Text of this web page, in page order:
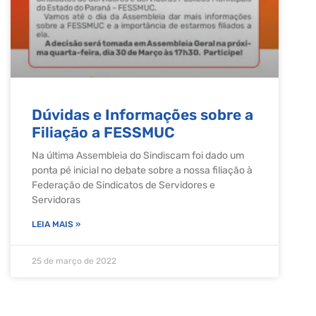
Dúvidas e Informações sobre a
Filiação a FESSMUC
Na última Assembleia do Sindiscam foi dado um
ponta pé inicial no debate sobre a nossa filiação à
Federação de Sindicatos de Servidores e
Servidoras
LEIA MAIS »
25 de março de 2022